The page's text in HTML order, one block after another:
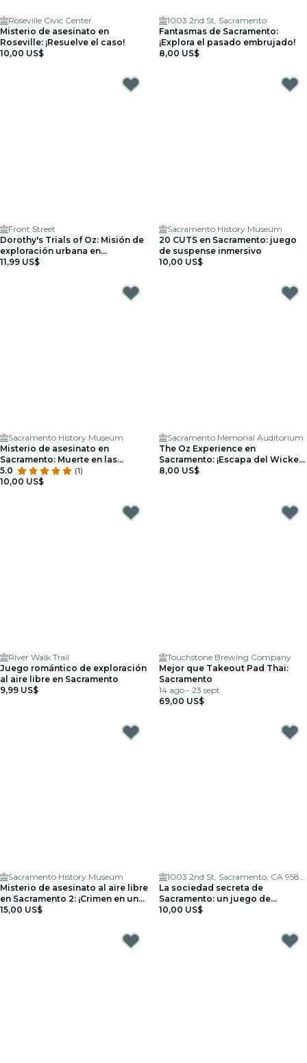
Roseville Civic Center
Misterio de asesinato en
Roseville: ¡Resuelve el caso!
10,00 US$
1003 2nd St, Sacramento
Fantasmas de Sacramento:
¡Explora el pasado embrujado!
8,00 US$
Front Street
Dorothy's Trials of Oz: Misión de
exploración urbana en
Sacramento
11,99 US$
Sacramento History Museum
20 CUTS en Sacramento: juego
de suspense inmersivo
10,00 US$
Sacramento History Museum
Misterio de asesinato en
Sacramento: Muerte en las
sombras
5.0
(1)
10,00 US$
Sacramento Memorial Auditorium
The Oz Experience en
Sacramento: ¡Escapa del Wicked
Glitch!
8,00 US$
River Walk Trail
Juego romántico de exploración
al aire libre en Sacramento
9,99 US$
Touchstone Brewing Company
Mejor que Takeout Pad Thai:
Sacramento
14 ago - 23 sept
69,00 US$
Sacramento History Museum
Misterio de asesinato al aire libre
en Sacramento 2: ¡Crimen en una
cita nocturna!
15,00 US$
1003 2nd St, Sacramento, CA 95814
La sociedad secreta de
Sacramento: un juego de
detectives al aire libre
10,00 US$